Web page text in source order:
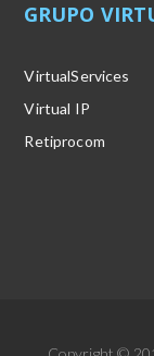
GRUPO
VirtualServices
Virtual IP
Retiprocom